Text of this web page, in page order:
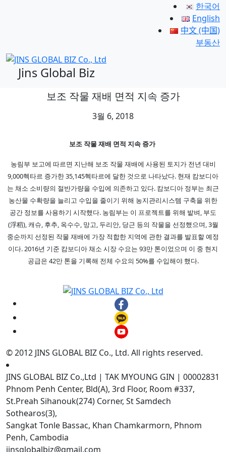
한국어
English
中文 (中国)
부동산
Jins Global Biz
보조 작물 재배 면적 지속 증가
3월 6, 2018
보조 작물 재배 면적 지속 증가
농림부 보고에 따르면 지난해 보조 작물 재배에 사용된 토지가 전년 대비
9,000헥타르 증가한 35,145헥타르에 달한 것으로 나타났다. 현재 캄보디아
는 채소 소비량의 절반가량을 수입에 의존하고 있다. 캄보디아 정부는 최근
농산물 수확량을 늘리고 수입을 줄이기 위해 농지관리시스템 구축을 위한
공간 정보를 사용하기 시작했다. 농림부는 이 프로젝트를 위해 밭벼, 부도
(浮稻), 캐슈, 후추, 옥수수, 망고, 두리안, 당근 등의 작물을 선정했으며, 3월
중순까지 선정된 작물 재배에 가장 적합한 지역에 관한 결과를 발표할 예정
이다. 2016년 기준 캄보디아 채소 시장 수요는 93만 톤이었으며 이 중 현지
공급은 42만 톤을 기록해 전체 수요의 50%를 수입해야 했다.
© 2012 JINS GLOBAL BIZ Co., Ltd. All rights reserved.
JINS GLOBAL BIZ Co.,Ltd | TAK MYOUNG GIN | 00002831
Phnom Penh Center, Bld(A), 3rd Floor, Room #337,
St.Preah Sihanouk(274) Corner, St Samdech
Sothearos(3),
Sangkat Tonle Bassac, Khan Chamkarmorn, Phnom
Penh, Cambodia
jinsglobalbiz@gmail.com